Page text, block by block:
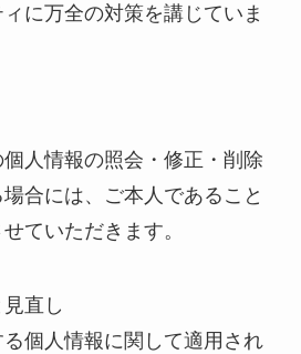
に万全の対策を講じていま
人情報の照会・修正・削除
合には、ご本人であること
ていただきます。
直し
個人情報に関して適用され